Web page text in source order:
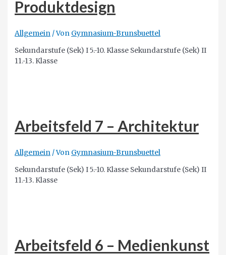
Produktdesign
Allgemein / Von Gymnasium-Brunsbuettel
Sekundarstufe (Sek) I 5.-10. Klasse Sekundarstufe (Sek) II
11.-13. Klasse
Arbeitsfeld 7 – Architektur
Allgemein / Von Gymnasium-Brunsbuettel
Sekundarstufe (Sek) I 5.-10. Klasse Sekundarstufe (Sek) II
11.-13. Klasse
Arbeitsfeld 6 – Medienkunst